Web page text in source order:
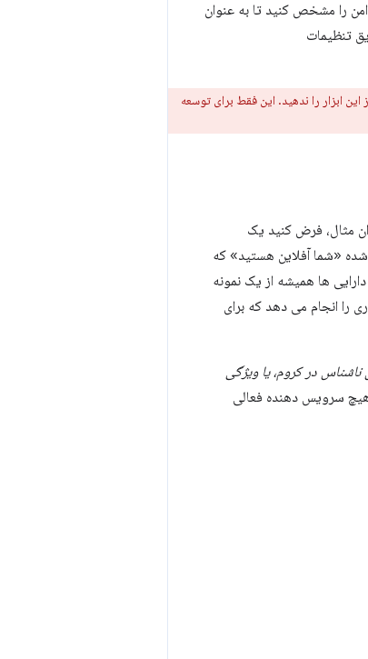
را مشخص کنید تا به عنوان
تنظیمات
ابزار را ندهید. این فقط برای توسعه
مثال، فرض کنید یک
«شما آفلاین هستید» که
ها همیشه از یک نمونه
را انجام می دهد که برای
در کروم، یا ویژگی
سرویس دهنده فعالی